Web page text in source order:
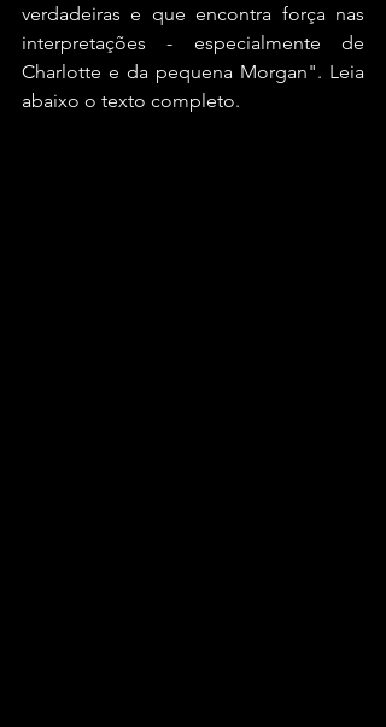
verdadeiras e que encontra força nas
interpretações - especialmente de
Charlotte e da pequena Morgan". Leia
abaixo o texto completo.